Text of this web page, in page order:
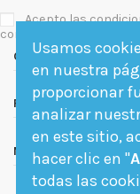
Acepto las
confidencialidad
Contact us
Follow us
Newsletter
Usamos
en nuestra
proporcionar
analizar
en este sitio,
hacer clic en "
todas las